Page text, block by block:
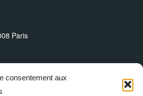
consentement aux
Paris